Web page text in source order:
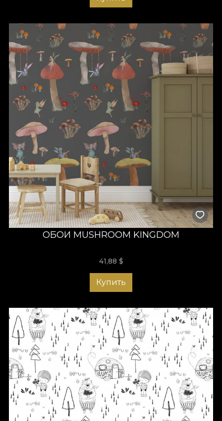
ОБОИ MUSHROOM KINGDOM
41,88 $
Купить